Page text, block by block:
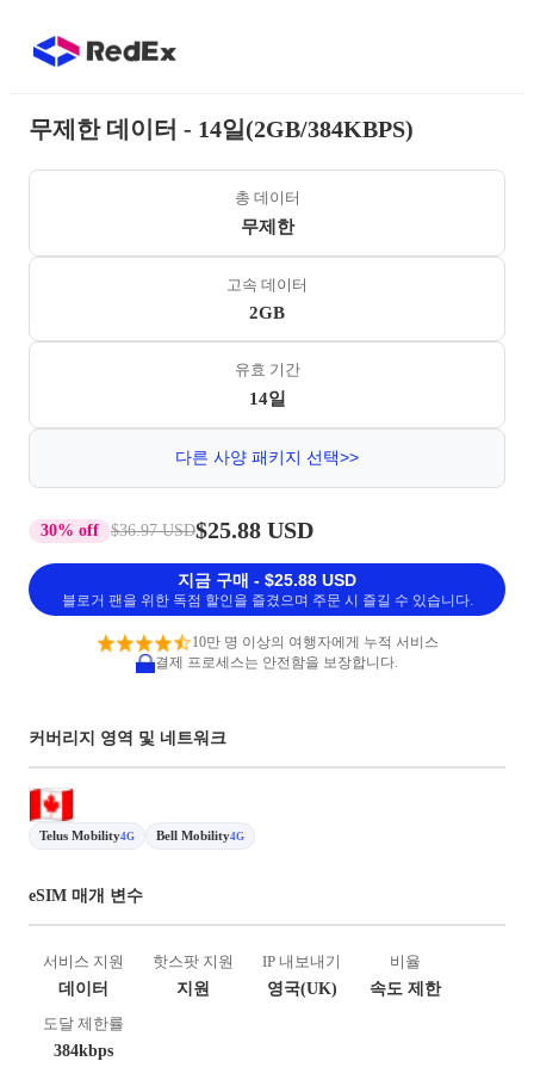
무제한 데이터 - 14일(2GB/384KBPS)
총 데이터
무제한
고속 데이터
2GB
유효 기간
14일
다른 사양 패키지 선택>>
30% off $36.97 USD$25.88 USD
지금 구매 - $25.88 USD
블로거 팬을 위한 독점 할인을 즐겼으며 주문 시 즐길 수 있습니다.
10만 명 이상의 여행자에게 누적 서비스
결제 프로세스는 안전함을 보장합니다.
커버리지 영역 및 네트워크
Telus Mobility4G Bell Mobility4G
eSIM 매개 변수
서비스 지원
데이터
핫스팟 지원
지원
IP 내보내기
영국(UK)
비율
속도 제한
도달 제한률
384kbps